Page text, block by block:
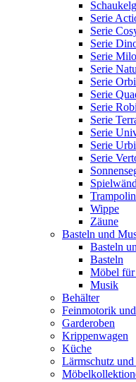
Serie
Serie
Serie
Serie Milo
Serie
Serie
Serie
Serie
Serie
Serie
Serie Urbi
Serie
Wippe
Zäune
Basteln und
Basteln
Basteln
Möbel für
Musik
Behälter
Feinmotorik
Garderoben
Krippenwagen
Küche
Lärmschutz